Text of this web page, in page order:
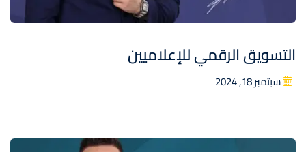
التسويق الرقمي للإعلاميين
سبتمبر 18, 2024